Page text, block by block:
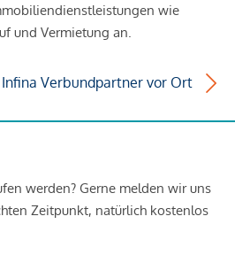
wie
und Vermietung an.
Infina Verbundpartner vor Ort
werden? Gerne melden wir uns
Zeitpunkt, natürlich kostenlos